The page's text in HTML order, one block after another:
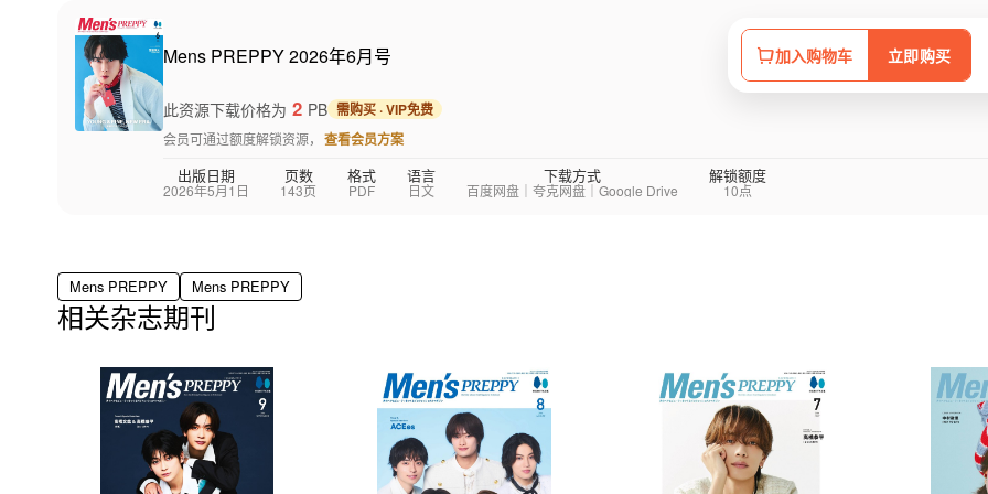
Mens PREPPY 2026年6月号 加入购物车 立即购买
此资源下载价格为 2 PB 需购买 · VIP免费
会员可通过额度解锁资源， 查看会员方案
出版日期
2026年5月1日
页数
143页
格式
PDF
语言
日文
下载方式
百度网盘｜夸克网盘｜Google Drive
解锁额度
10点
Mens PREPPY Mens PREPPY
相关杂志期刊